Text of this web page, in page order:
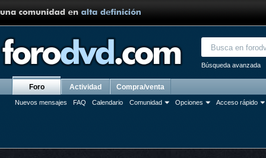
Búsqueda avanzada
Foro
Nuevos mensajes FAQ Calendario Comunidad Opciones Acceso rápido
Actividad Compra/venta